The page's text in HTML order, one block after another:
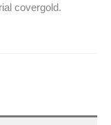
covergold.